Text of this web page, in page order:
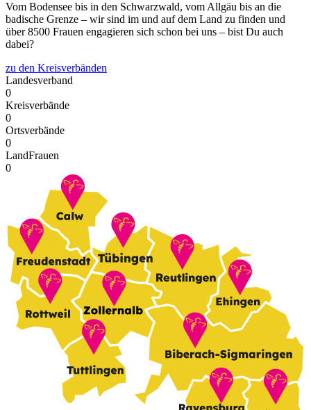
Vom Bodensee bis in den Schwarzwald, vom Allgäu bis an die
badische Grenze – wir sind im und auf dem Land zu finden und
über 8500 Frauen engagieren sich schon bei uns – bist Du auch
dabei?
zu den Kreisverbänden
Landesverband
0
Kreisverbände
0
Ortsverbände
0
LandFrauen
0